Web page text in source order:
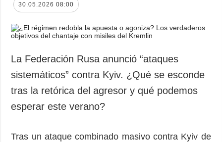
30.05.2026 08:00
La Federación Rusa anunció “ataques
sistemáticos” contra Kyiv. ¿Qué se esconde
tras la retórica del agresor y qué podemos
esperar este verano?
Tras un ataque combinado masivo contra Kyiv de